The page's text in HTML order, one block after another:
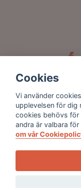
Cookies
Vi använder
upplevelsen för dig
cookies behövs för
andra är valbara
om vår